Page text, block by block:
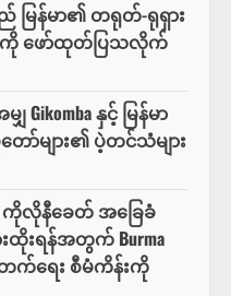
ြန်မာ၏ တရုတ်-ရုရှား
ဖော်ထုတ်ပြသလိုက်
Gikomba နှင့် မြန်မာ
ာ်များ၏ ပဲ့တင်သံများ
ကိုလိုနီခေတ် အခြေခံ
းရန်အတွက် Burma
တက်ရေး စီမံကိန်းကို